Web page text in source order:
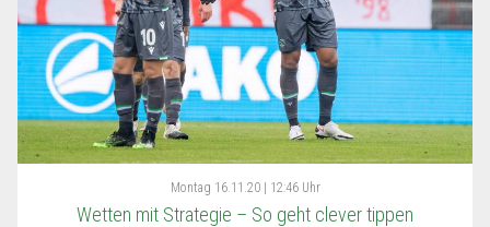
Montag 16.11.20 | 12:46 Uhr
Wetten mit Strategie – So geht clever tippen